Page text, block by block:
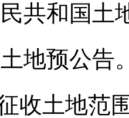
民共和国
地预公告
收土地范